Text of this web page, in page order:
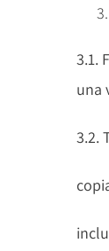
3.1.
una
3.2.